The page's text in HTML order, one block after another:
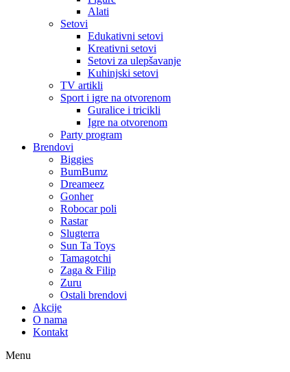
Alati
Setovi
Edukativni setovi
Kreativni setovi
Setovi za ulepšavanje
Kuhinjski setovi
TV artikli
Sport i igre na otvorenom
Guralice i tricikli
Igre na otvorenom
Party program
Brendovi
Biggies
BumBumz
Dreameez
Gonher
Robocar poli
Rastar
Slugterra
Sun Ta Toys
Tamagotchi
Zaga & Filip
Zuru
Ostali brendovi
Akcije
O nama
Kontakt
Menu